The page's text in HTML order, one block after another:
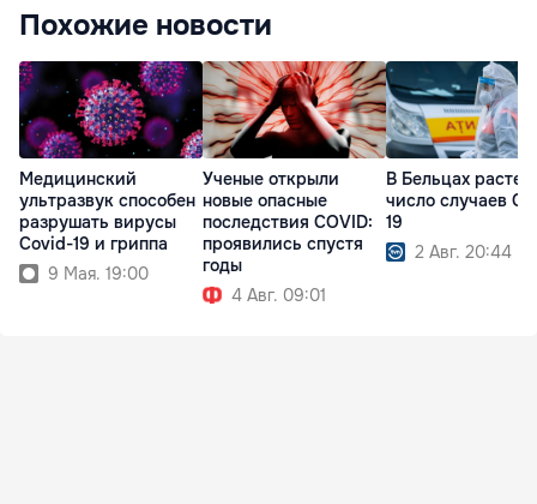
Похожие новости
Медицинский
ультразвук способен
разрушать вирусы
Covid-19 и гриппа
9 Мая. 19:00
Ученые открыли
новые опасные
последствия COVID:
проявились спустя
годы
4 Авг. 09:01
В Бельцах растет
число случаев
19
2 Авг. 20:44